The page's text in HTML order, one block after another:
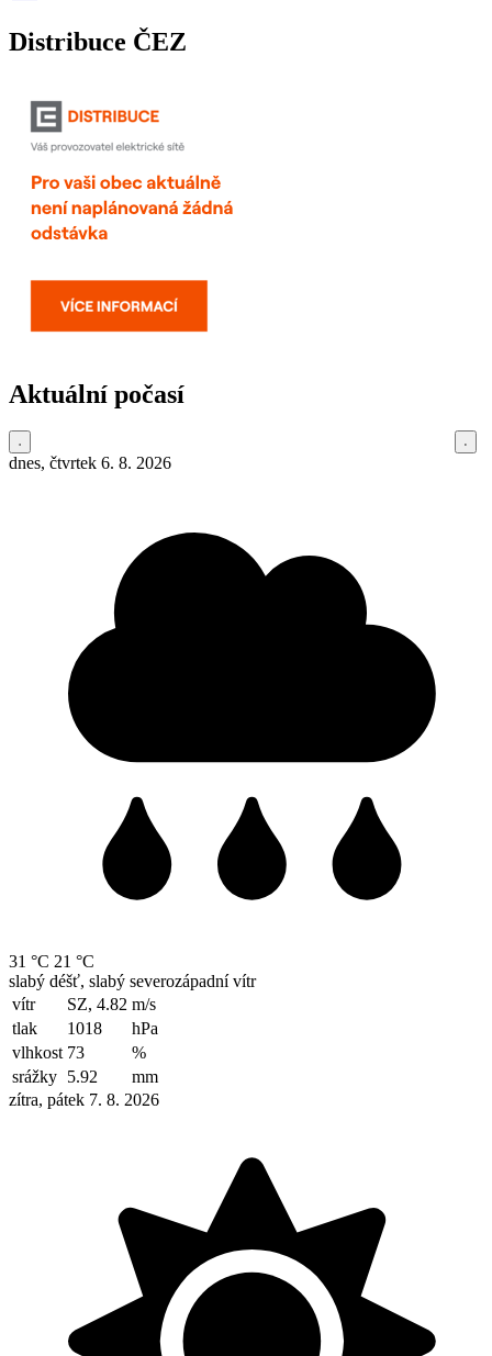
Distribuce ČEZ
Aktuální počasí
dnes, čtvrtek 6. 8. 2026
31 °C 21 °C
slabý déšť, slabý severozápadní vítr
vítr
SZ, 4.82 m/s
tlak
1018
hPa
vlhkost 73
%
srážky 5.92
mm
zítra, pátek 7. 8. 2026